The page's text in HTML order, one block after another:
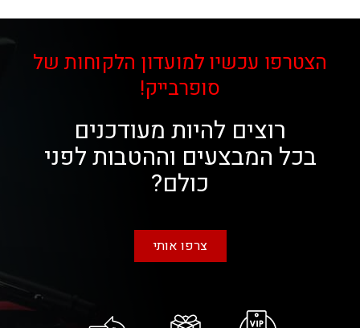
הצטרפו עכשיו למועדון הלקוחות של
סופרבייק!
רוצים להיות מעודכנים
בכל המבצעים וההטבות לפני
כולם?
צרפו אותי